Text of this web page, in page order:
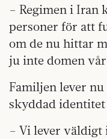
– Regimen i Iran
personer för att
om de nu hittar
ju inte domen
Familjen lever
skyddad identitet
– Vi lever väldigt